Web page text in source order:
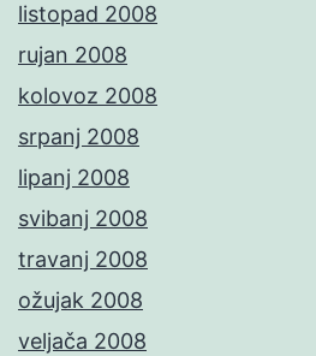
listopad 2008
rujan 2008
kolovoz 2008
srpanj 2008
lipanj 2008
svibanj 2008
travanj 2008
ožujak 2008
veljača 2008